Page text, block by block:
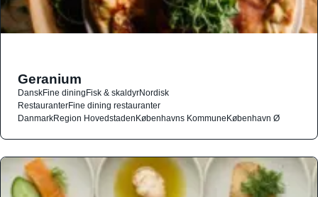
Geranium
DanskFine diningFisk & skaldyrNordisk
RestauranterFine dining restauranter
DanmarkRegion HovedstadenKøbenhavns KommuneKøbenhavn Ø